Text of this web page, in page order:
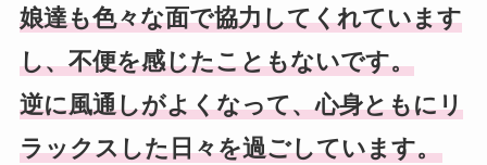
娘達も色々な面で協力してくれています
し、不便を感じたこともないです。
逆に風通しがよくなって、心身ともにリ
ラックスした日々を過ごしています。